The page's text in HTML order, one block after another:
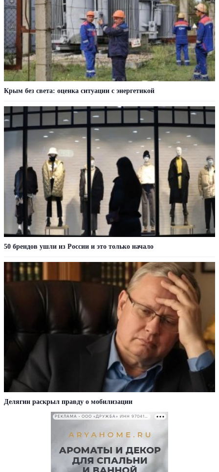
Крым без света: оценка ситуации с энергетикой
50 брендов ушли из России и это только начало
Делягин раскрыл правду о мобилизации
РЕКЛАМА • ООО «ДРУЖБА» ИНН 9704146411